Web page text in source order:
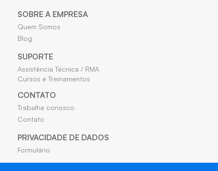
SOBRE A EMPRESA
Quem Somos
Blog
SUPORTE
Assistência Técnica / RMA
Cursos e Treinamentos
CONTATO
Trabalhe conosco
Contato
PRIVACIDADE DE DADOS
Formulário